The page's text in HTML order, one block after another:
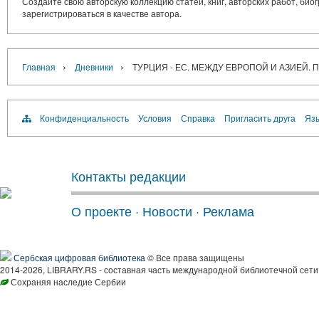
зарегистрироваться в качестве автора.
Главная › Дневники › ТУРЦИЯ - ЕС. МЕЖДУ ЕВРОПОЙ И
Конфиденциальность Условия Справка Пригласить друга
Контакты редакции
О проекте · Новости · Реклама
Сербская цифровая библиотека © Все права защищены
2014-2026, LIBRARY.RS - составная часть международной библиотечной
Сохраняя наследие Сербии